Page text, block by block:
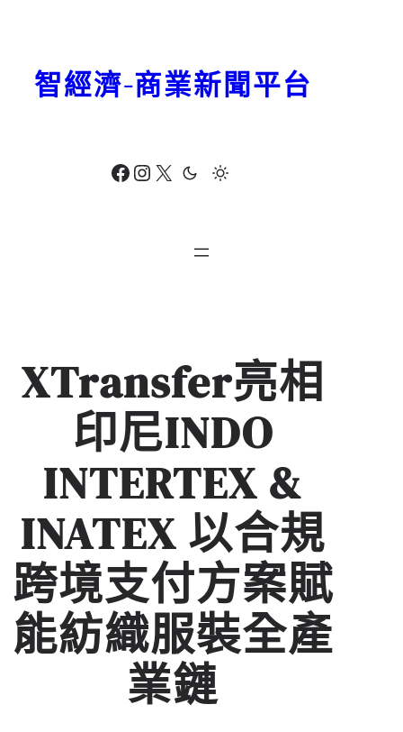
Facebook Instagram X
智經濟-商業新聞平台
XTransfer亮相
印尼INDO
INTERTEX &
INATEX 以合規
跨境支付方案賦
能紡織服裝全產
業鏈